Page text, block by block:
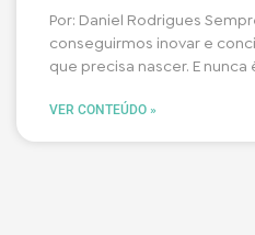
Por: Daniel Rodrigues
conseguirmos inovar e
que precisa nascer. E nunca
VER CONTEÚDO »